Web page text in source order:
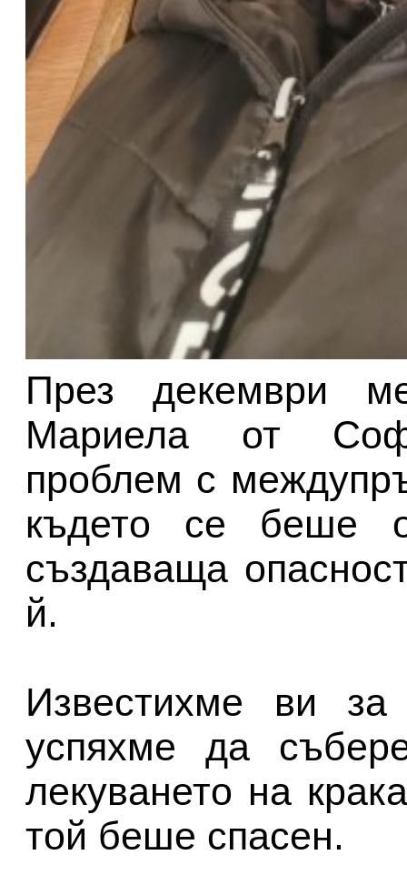
През декември
Мариела от
проблем с
където се беше
създаваща
й.
Известихме ви
успяхме да
лекуването на
той беше спасен.